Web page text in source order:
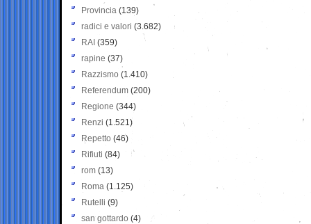
Provincia (139)
radici e valori (3.682)
RAI (359)
rapine (37)
Razzismo (1.410)
Referendum (200)
Regione (344)
Renzi (1.521)
Repetto (46)
Rifiuti (84)
rom (13)
Roma (1.125)
Rutelli (9)
san gottardo (4)